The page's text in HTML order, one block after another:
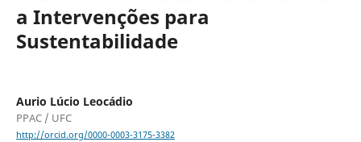
a Intervenções para
Sustentabilidade
Aurio Lúcio Leocádio
PPAC / UFC
http://orcid.org/0000-0003-3175-3382